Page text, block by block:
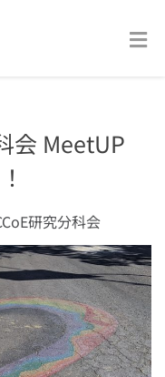
会 MeetUP
研究分科会